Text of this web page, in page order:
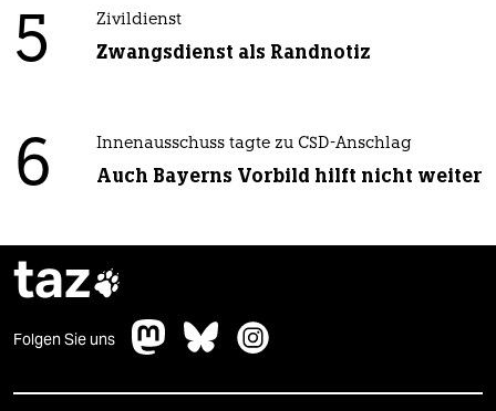
5 Zivildienst
Zwangsdienst als Randnotiz
6 Innenausschuss tagte zu CSD-Anschlag
Auch Bayerns Vorbild hilft nicht weiter
taz
Folgen Sie uns